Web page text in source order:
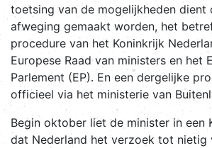
toetsing van de mogelijkheden dient
afweging gemaakt worden, het
procedure van het Koninkrijk
Europese Raad van ministers en het
Parlement (EP). En een dergelijke
officieel via het ministerie van
Begin oktober liet de minister in een
dat Nederland het verzoek tot nietig